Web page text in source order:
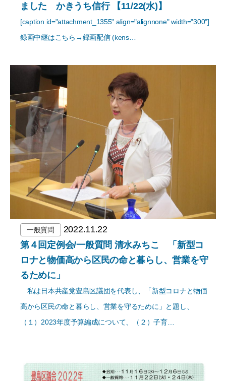
ました かきうち信行 【11/22(水)】
[caption id="attachment_1355" align="alignnone" width="300"]
録画中継はこちら→録画配信 (kens…
一般質問
2022.11.22
第４回定例会/一般質問 清水みちこ 「新型コ
ロナと物価高から区民の命と暮らし、営業を守
るために」
私は日本共産党豊島区議団を代表し、「新型コロナと物価
高から区民の命と暮らし、営業を守るために」と題し、
（１）2023年度予算編成について、（２）子育…